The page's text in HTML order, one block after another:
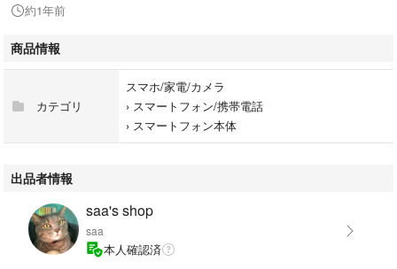
約1年前
商品情報
カテゴリ
スマホ/家電/カメラ
› スマートフォン/携帯電話
› スマートフォン本体
出品者情報
saa's shop
saa
本人確認済